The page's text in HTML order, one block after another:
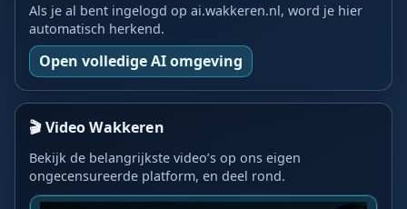
Als je al bent ingelogd op ai.wakkeren.nl, word je hier
automatisch herkend.
Open volledige AI omgeving
🎬 Video Wakkeren
Bekijk de belangrijkste video’s op ons eigen
ongecensureerde platform, en deel rond.